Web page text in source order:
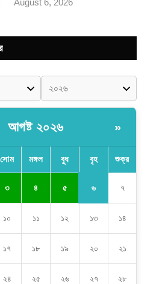
August 6, 2026
আগষ্ট ২০২৬ »
সোম মঙ্গল বুধ বৃহ শুক্র
৩ ৪ ৫ ৬ ৭
১০ ১১ ১২ ১৩ ১৪
১৭ ১৮ ১৯ ২০ ২১
২৪ ২৫ ২৬ ২৭ ২৮